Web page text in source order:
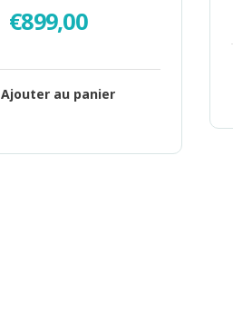
€899,00
Ajouter au panier